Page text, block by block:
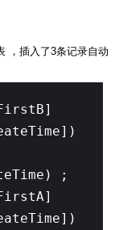
，插入了3条记录自动
;